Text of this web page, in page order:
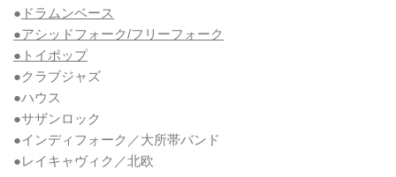
● ドラムンベース
●アシッドフォーク/フリーフォーク
●トイポップ
●クラブジャズ
●ハウス
●サザンロック
●インディフォーク／大所帯バンド
●レイキャヴィク／北欧